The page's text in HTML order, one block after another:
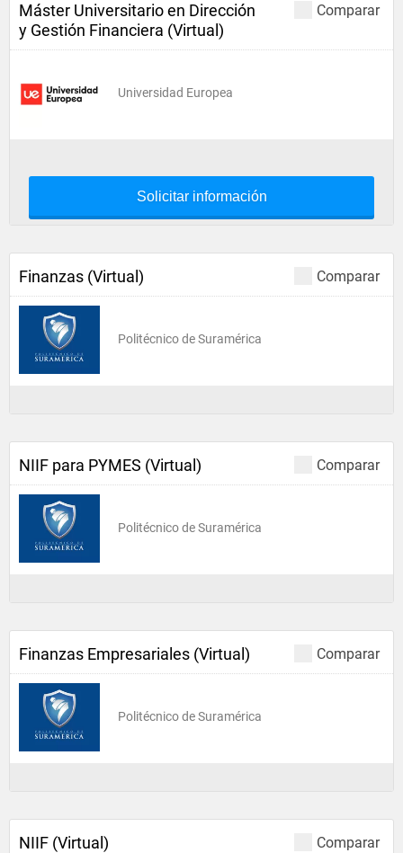
Comparar
Máster Universitario en Dirección
y Gestión Financiera (Virtual)
Universidad Europea
Solicitar información
Comparar
Finanzas (Virtual)
Politécnico de Suramérica
Comparar
NIIF para PYMES (Virtual)
Politécnico de Suramérica
Comparar
Finanzas Empresariales (Virtual)
Politécnico de Suramérica
Comparar
NIIF (Virtual)